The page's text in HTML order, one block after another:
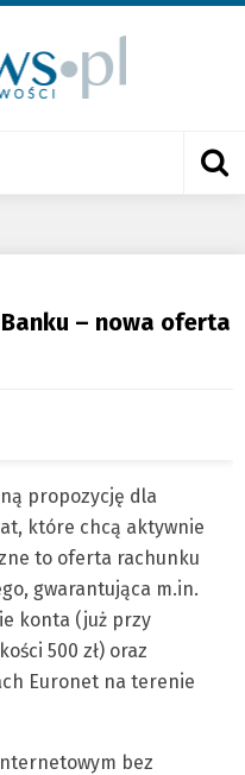
– nowa oferta
propozycję dla
które chcą aktywnie
to oferta rachunku
gwarantująca m.in.
konta (już przy
500 zł) oraz
Euronet na terenie
bez